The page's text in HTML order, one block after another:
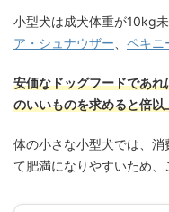
小型犬は成犬体重が10kg
ア・シュナウザー
ペキニ
安価なドッグフードであ
のいいものを求めると倍
体の小さな小型犬では、
て肥満になりやすいため、